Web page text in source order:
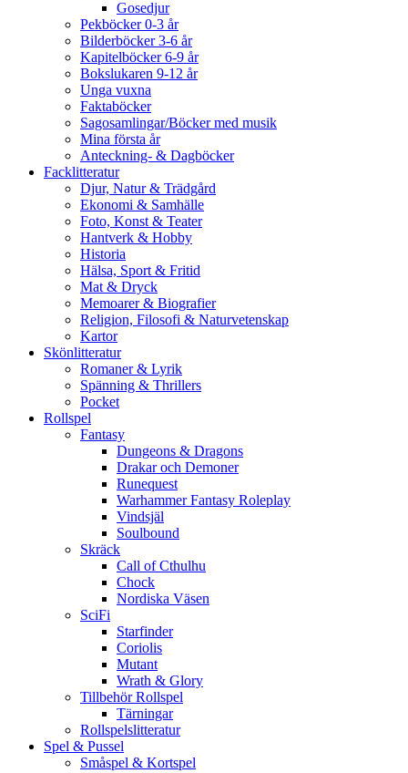
Gosedjur
Pekböcker 0-3 år
Bilderböcker 3-6 år
Kapitelböcker 6-9 år
Bokslukaren 9-12 år
Unga vuxna
Faktaböcker
Sagosamlingar/Böcker med musik
Mina första år
Anteckning- & Dagböcker
Facklitteratur
Djur, Natur & Trädgård
Ekonomi & Samhälle
Foto, Konst & Teater
Hantverk & Hobby
Historia
Hälsa, Sport & Fritid
Mat & Dryck
Memoarer & Biografier
Religion, Filosofi & Naturvetenskap
Kartor
Skönlitteratur
Romaner & Lyrik
Spänning & Thrillers
Pocket
Rollspel
Fantasy
Dungeons & Dragons
Drakar och Demoner
Runequest
Warhammer Fantasy Roleplay
Vindsjäl
Soulbound
Skräck
Call of Cthulhu
Chock
Nordiska Väsen
SciFi
Starfinder
Coriolis
Mutant
Wrath & Glory
Tillbehör Rollspel
Tärningar
Rollspelslitteratur
Spel & Pussel
Småspel & Kortspel